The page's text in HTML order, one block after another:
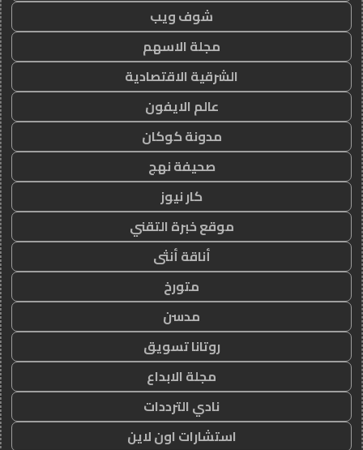
شوف ويب
مجلة الاسهم
الشرقية الاقتصادية
عالم الايفون
مدونة كوكان
صحيفة نهج
كار نيوز
موقع خبرة التقني
أناقة أنثى
متورخ
مدسن
روتانا تسويق
مجلة الابداع
نادي الترددات
استشارات اون لاين